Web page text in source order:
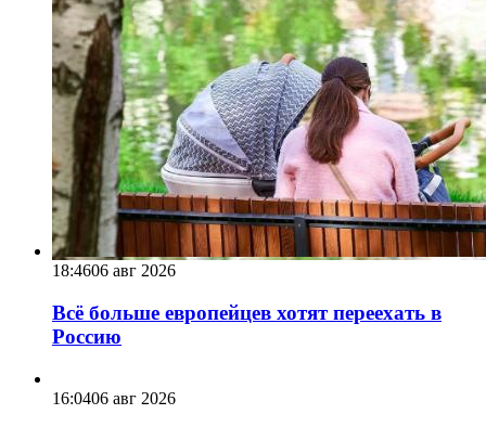
18:4606 авг 2026
Всё больше европейцев хотят переехать в
Россию
16:0406 авг 2026